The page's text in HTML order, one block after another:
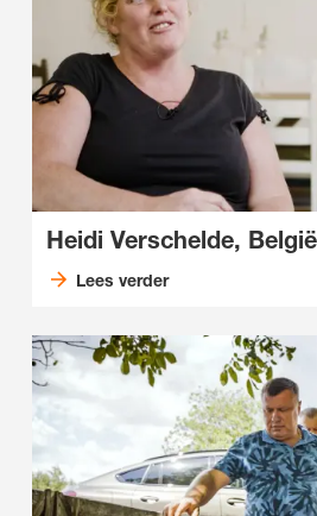
Heidi Verschelde, België
Lees verder